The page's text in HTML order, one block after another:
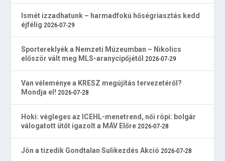
Ismét izzadhatunk – harmadfokú hőségriasztás kedd
éjfélig 2026-07-29
Sportereklyék a Nemzeti Múzeumban – Nikolics
először vált meg MLS-aranycipőjétől 2026-07-29
Van véleménye a KRESZ megújítás tervezetéről?
Mondja el! 2026-07-28
Hoki: végleges az ICEHL-menetrend, női röpi: bolgár
válogatott ütőt igazolt a MÁV Előre 2026-07-28
Jön a tizedik Gondtalan Sulikezdés Akció 2026-07-28